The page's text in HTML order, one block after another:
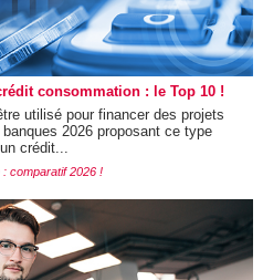
consommation : le Top 10 !
utilisé pour financer des projets
2026 proposant ce type
crédit...
comparatif 2026 !